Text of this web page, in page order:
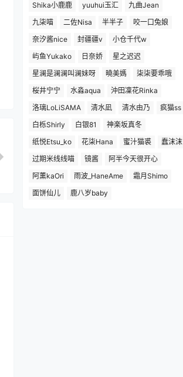
Shika小鹿鹿
yuuhui玉汇
九曲Jean
九柒喵
二佐Nisa 半半子
咬一口兔娘
奈汐酱nice
封疆疆v
小仓千代w
屿鱼Yukako
日奈娇
星之迟迟
星澜是澜澜叫澜妹呀
曉美媽
柒柒要乖哦
桜井宁宁
水淼aqua
沖田凜花Rinka
洛璃LoLiSAMA
清水凪 清水由乃
疯猫ss
白栎Shirly
白银81
神楽坂真冬
纸悦Etsu_ko
花柒Hana 蜜汁猫裘
蠢沫沫
过期米线线喵
镜酱
阿半今天很开心
阿薰kaOri
雨波_HaneAme
霜月Shimo
面饼仙儿
鹿八岁baby